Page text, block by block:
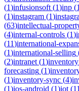
(1)infusionsoft (1)inp (1
(1)instagram (1)
(63)intellectual-
(4)internal-controls (1)
(11)international-
(1)international-selling
(2)intranet (1)inventory
forecasting (1)
(1)inventory-sync (4)
(1)ios-android (1)iot (11